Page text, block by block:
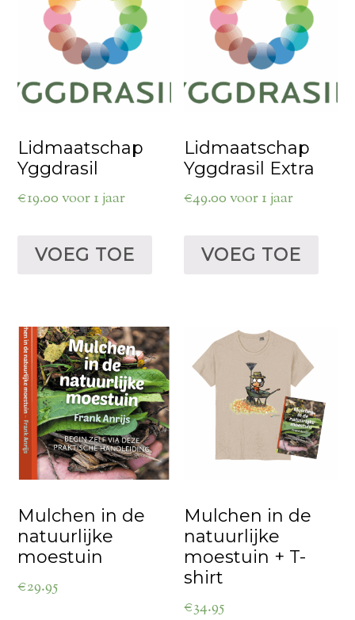
Lidmaatschap
Yggdrasil
€19.00voor 1 jaar
VOEG TOE
Lidmaatschap
Yggdrasil Extra
€49.00voor 1 jaar
VOEG TOE
Mulchen in de
natuurlijke
moestuin
€29.95
Mulchen in de
natuurlijke
moestuin + T-
shirt
€34.95